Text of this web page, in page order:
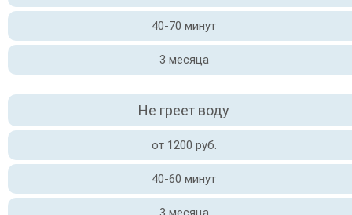
40-70 минут
3 месяца
Не греет воду
от 1200 руб.
40-60 минут